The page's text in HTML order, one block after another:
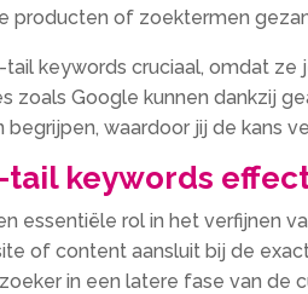
producten of zoektermen
keywords cruciaal, omdat
zoals Google kunnen dankzij
waardoor jij de kans
keywords
essentiële rol in het verfijnen
of content aansluit bij de
in een latere fase van